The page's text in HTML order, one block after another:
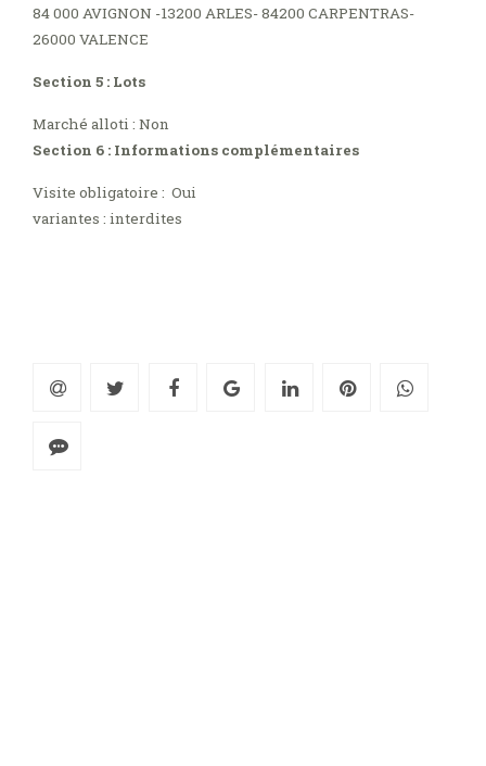
84 000 AVIGNON -13200 ARLES- 84200 CARPENTRAS-
26000 VALENCE
Section 5 : Lots
Marché alloti : Non
Section 6 : Informations complémentaires
Visite obligatoire : Oui
variantes : interdites